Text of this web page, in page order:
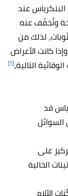
البنكرياس عند
وتُخفّف عنه
لذلك من
كانت الأعراض
التالية،[١]
قد
على
الخالية